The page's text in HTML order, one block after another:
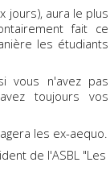
jours), aura le plus
fait ce
les étudiants
vous n'avez pas
toujours vos
les ex-aequo.
de l'ASBL "Les